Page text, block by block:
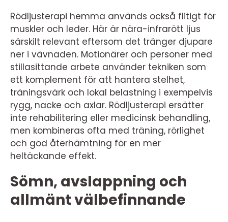
Rödljusterapi hemma används också flitigt för
muskler och leder. Här är nära-infrarött ljus
särskilt relevant eftersom det tränger djupare
ner i vävnaden. Motionärer och personer med
stillasittande arbete använder tekniken som
ett komplement för att hantera stelhet,
träningsvärk och lokal belastning i exempelvis
rygg, nacke och axlar. Rödljusterapi ersätter
inte rehabilitering eller medicinsk behandling,
men kombineras ofta med träning, rörlighet
och god återhämtning för en mer
heltäckande effekt.
Sömn, avslappning och
allmänt välbefinnande